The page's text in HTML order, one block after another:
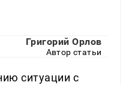
Григорий Орлов
Автор статьи
ситуации с